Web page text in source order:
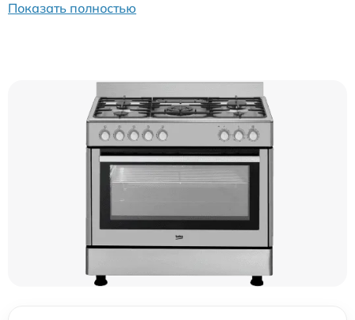
Показать полностью